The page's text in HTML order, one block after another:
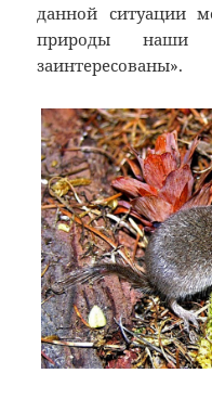
данной ситуации
природы наши
заинтересованы».